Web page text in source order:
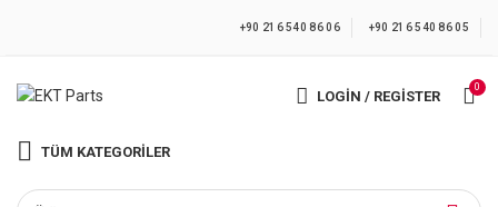
+90 216 540 86 06 +90 216 540 86 05
TÜM KATEGORILER
LOGIN / REGISTER
0